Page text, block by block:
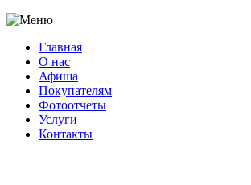
Главная
О нас
Афиша
Покупателям
Фотоотчеты
Услуги
Контакты